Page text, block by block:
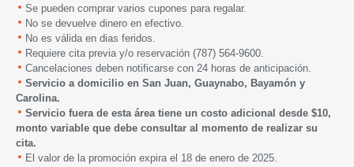
Se pueden comprar varios cupones para regalar.
No se devuelve dinero en efectivo.
No es válida en dias feridos.
Requiere cita previa y/o reservación (787) 564-9600
Cancelaciones deben notificarse con 24 horas de anticipación.
Servicio a domicilio en San Juan, Guaynabo, Bayamón y
Carolina.
Servicio fuera de esta área tiene un costo adicional desde $10,
monto variable que debe consultar al momento de realizar su
cita.
El valor de la promoción expira el 18 de enero de 2025.